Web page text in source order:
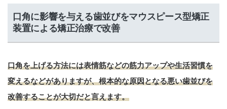
口角に影響を与える歯並びをマウスピース型矯正
装置による矯正治療で改善
口角を上げる方法には表情筋などの筋力アップや生活習慣を
変えるなどがありますが、根本的な原因となる悪い歯並びを
改善することが大切だと言えます。